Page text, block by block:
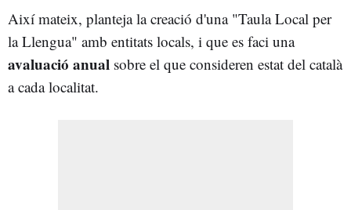
Així mateix, planteja la creació d'una "Taula Local per
la Llengua" amb entitats locals, i que es faci una
avaluació anual sobre el que consideren estat del català
a cada localitat.